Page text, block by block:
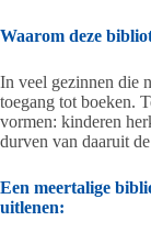
Waarom deze
In veel gezinnen die
toegang tot boeken.
vormen: kinderen
durven van daaruit
Een meertalige
uitlenen: